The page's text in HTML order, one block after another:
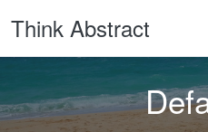
Think Abstract